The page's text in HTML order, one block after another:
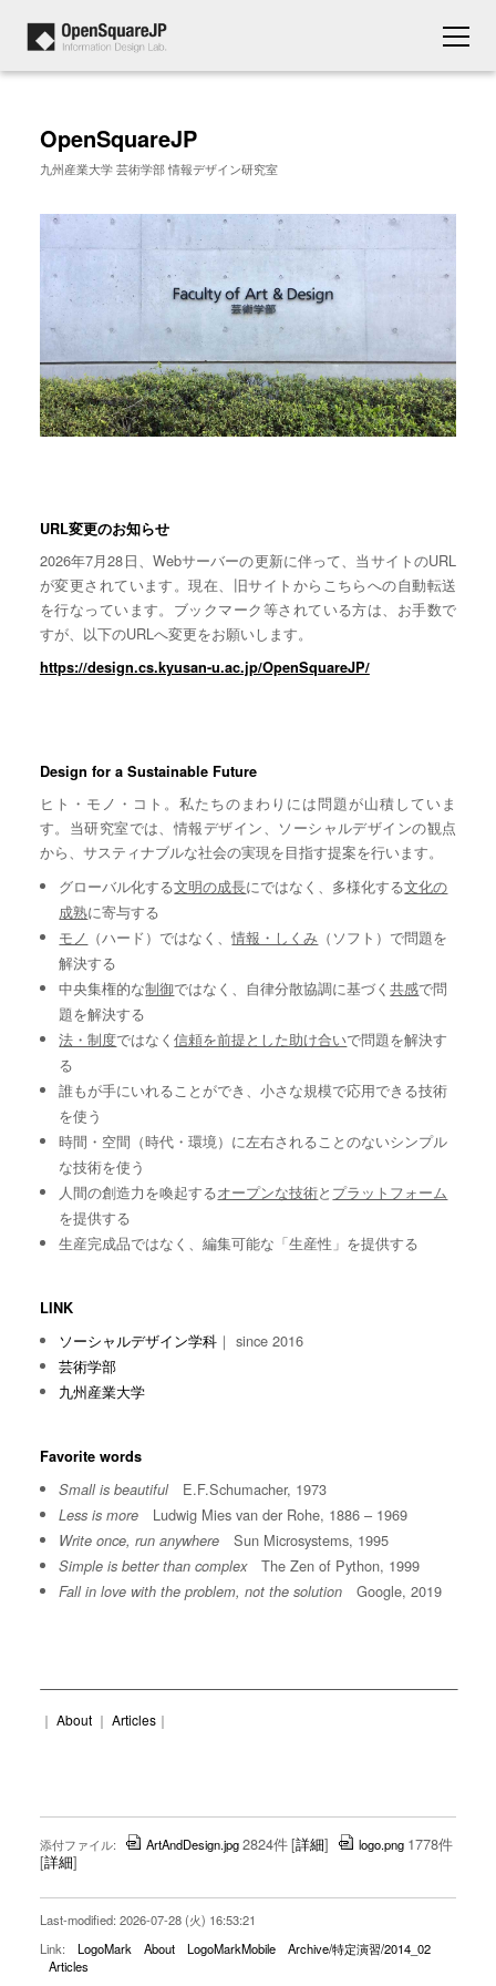
OpenSquareJP
九州産業大学 芸術学部 情報デザイン研究室
URL変更のお知らせ
2026年7月28日、Webサーバーの更新に伴って、当サイトのURL
が変更されています。現在、旧サイトからこちらへの自動転送
を行なっています。ブックマーク等されている方は、お手数で
すが、以下のURLへ変更をお願いします。
https://design.cs.kyusan-u.ac.jp/OpenSquareJP/
Design for a Sustainable Future
ヒト・モノ・コト。私たちのまわりには問題が山積していま
す。当研究室では、情報デザイン、ソーシャルデザインの観点
から、サスティナブルな社会の実現を目指す提案を行います。
グローバル化する文明の成長にではなく、多様化する文化の
成熟に寄与する
モノ （ハード）ではなく、情報・しくみ （ソフト）で問題を
解決する
中央集権的な制御ではなく、自律分散協調に基づく共感で問
題を解決する
法・制度ではなく信頼を前提とした助け合いで問題を解決す
る
誰もが手にいれることができ、小さな規模で応用できる技術
を使う
時間・空間（時代・環境）に左右されることのないシンプル
な技術を使う
人間の創造力を喚起するオープンな技術と プラットフォーム
を提供する
生産完成品ではなく、編集可能な「生産性」を提供する
LINK
ソーシャルデザイン学科 ｜ since 2016
芸術学部
九州産業大学
Favorite words
Small is beautifulE.F.Schumacher, 1973
Less is more Ludwig Mies van der Rohe, 1886 – 1969
Write once, run anywhere Sun Microsystems, 1995
Simple is better than complexThe Zen of Python, 1999
Fall in love with the problem, not the solution Google, 2019
｜ About｜ Articles｜
添付ファイル: ArtAndDesign.jpg2824件[詳細] logo.png 1778件
[詳細]
Last-modified: 2026-07-28 (火) 16:53:21
Link:
LogoMark About LogoMarkMobile
Archive/特定演習/2014_02
Articles